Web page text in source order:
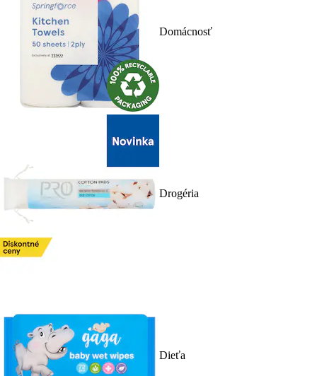
Domácnosť
Drogéria
Dieťa